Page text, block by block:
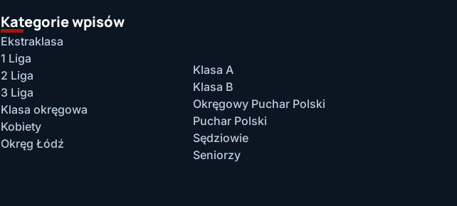
Kategorie wpisów
Ekstraklasa
1 Liga
2 Liga
3 Liga
Klasa okręgowa
Kobiety
Okręg Łódź
Klasa A
Klasa B
Okręgowy Puchar Polski
Puchar Polski
Sędziowie
Seniorzy